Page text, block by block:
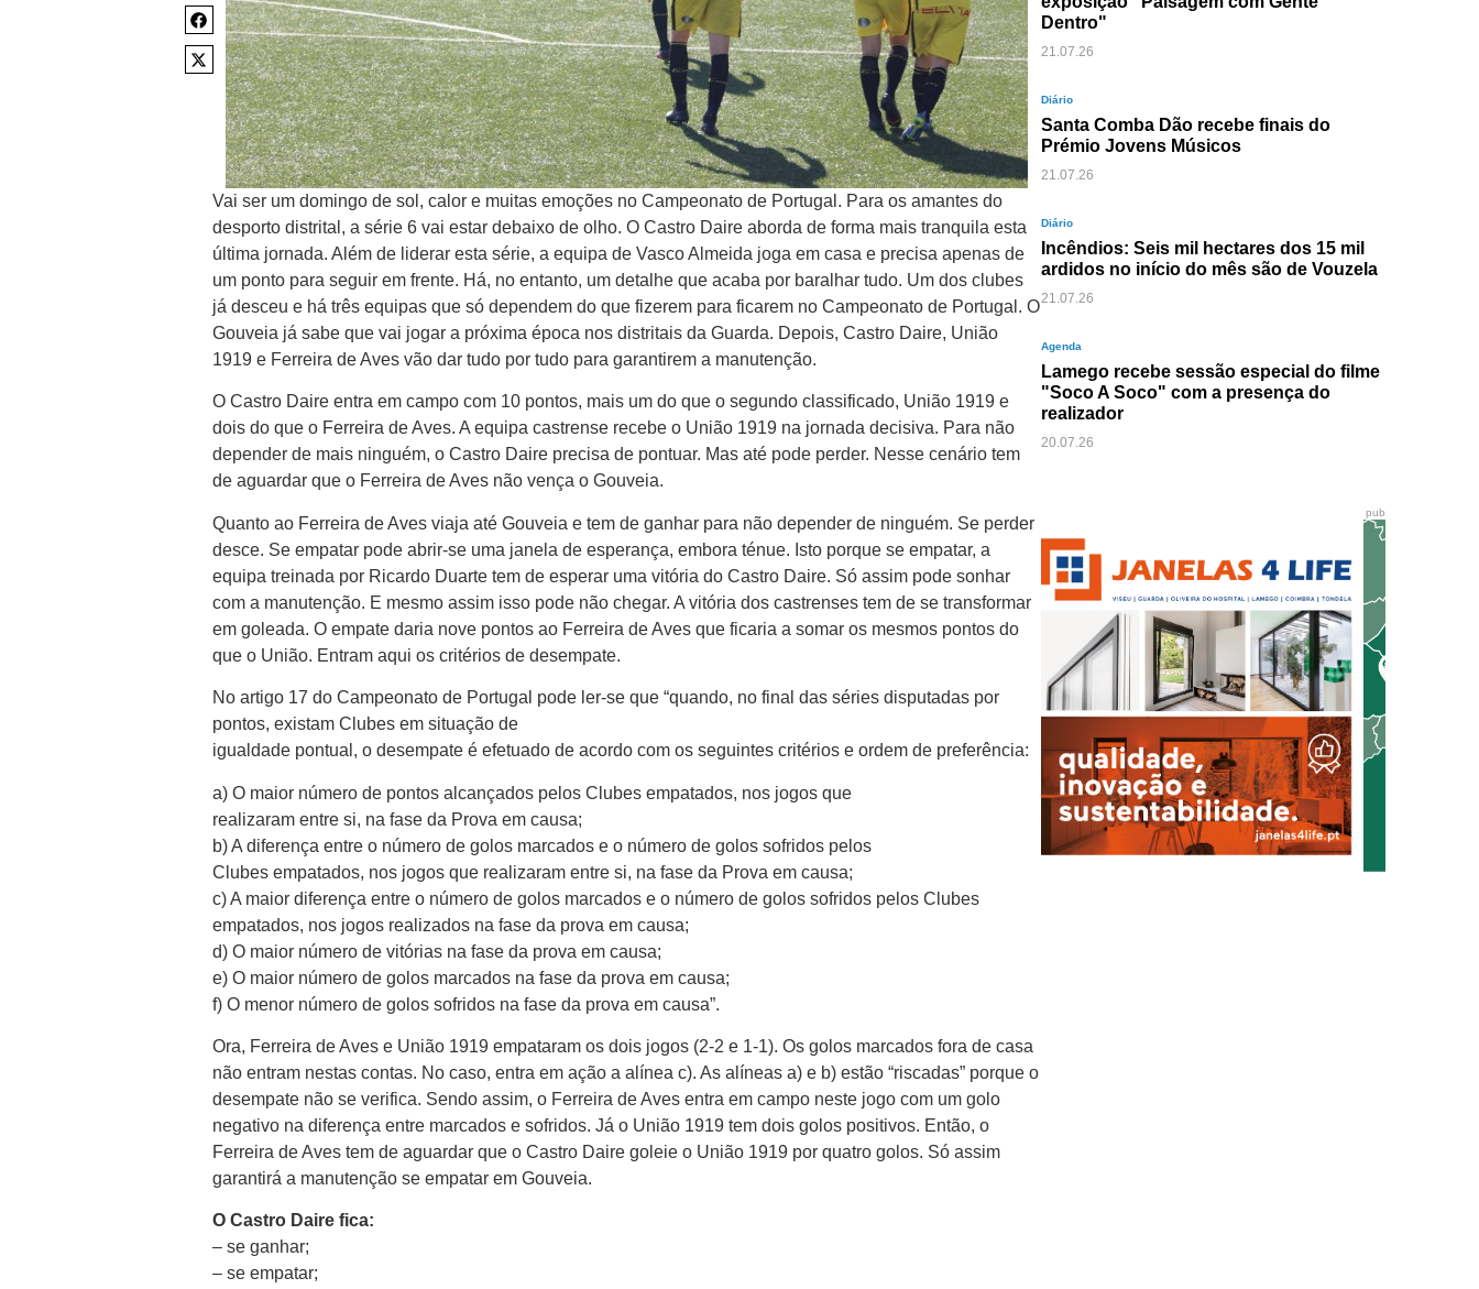
Vai ser um domingo de sol, calor e muitas emoções no Campeonato de Portugal. Para os amantes do
desporto distrital, a série 6 vai estar debaixo de olho. O Castro Daire aborda de forma mais tranquila esta
última jornada. Além de liderar esta série, a equipa de Vasco Almeida joga em casa e precisa apenas de
um ponto para seguir em frente. Há, no entanto, um detalhe que acaba por baralhar tudo. Um dos clubes
já desceu e há três equipas que só dependem do que fizerem para ficarem no Campeonato de Portugal. O
Gouveia já sabe que vai jogar a próxima época nos distritais da Guarda. Depois, Castro Daire, União
1919 e Ferreira de Aves vão dar tudo por tudo para garantirem a manutenção.
O Castro Daire entra em campo com 10 pontos, mais um do que o segundo classificado, União 1919 e
dois do que o Ferreira de Aves. A equipa castrense recebe o União 1919 na jornada decisiva. Para não
depender de mais ninguém, o Castro Daire precisa de pontuar. Mas até pode perder. Nesse cenário tem
de aguardar que o Ferreira de Aves não vença o Gouveia.
Quanto ao Ferreira de Aves viaja até Gouveia e tem de ganhar para não depender de ninguém. Se perder
desce. Se empatar pode abrir-se uma janela de esperança, embora ténue. Isto porque se empatar, a
equipa treinada por Ricardo Duarte tem de esperar uma vitória do Castro Daire. Só assim pode sonhar
com a manutenção. E mesmo assim isso pode não chegar. A vitória dos castrenses tem de se transformar
em goleada. O empate daria nove pontos ao Ferreira de Aves que ficaria a somar os mesmos pontos do
que o União. Entram aqui os critérios de desempate.
No artigo 17 do Campeonato de Portugal pode ler-se que “quando, no final das séries disputadas por
pontos, existam Clubes em situação de
igualdade pontual, o desempate é efetuado de acordo com os seguintes critérios e ordem de preferência:
a) O maior número de pontos alcançados pelos Clubes empatados, nos jogos que
realizaram entre si, na fase da Prova em causa;
b) A diferença entre o número de golos marcados e o número de golos sofridos pelos
Clubes empatados, nos jogos que realizaram entre si, na fase da Prova em causa;
c) A maior diferença entre o número de golos marcados e o número de golos sofridos pelos Clubes
empatados, nos jogos realizados na fase da prova em causa;
d) O maior número de vitórias na fase da prova em causa;
e) O maior número de golos marcados na fase da prova em causa;
f) O menor número de golos sofridos na fase da prova em causa”.
Ora, Ferreira de Aves e União 1919 empataram os dois jogos (2-2 e 1-1). Os golos marcados fora de casa
não entram nestas contas. No caso, entra em ação a alínea c). As alíneas a) e b) estão “riscadas” porque o
desempate não se verifica. Sendo assim, o Ferreira de Aves entra em campo neste jogo com um golo
negativo na diferença entre marcados e sofridos. Já o União 1919 tem dois golos positivos. Então, o
Ferreira de Aves tem de aguardar que o Castro Daire goleie o União 1919 por quatro golos. Só assim
garantirá a manutenção se empatar em Gouveia.
O Castro Daire fica:
– se ganhar;
– se empatar;
Dentro"
21.07.26
Diário
Santa Comba Dão recebe finais do
Prémio Jovens Músicos
21.07.26
Diário
Incêndios: Seis mil hectares dos 15 mil
ardidos no início do mês são de Vouzela
21.07.26
Agenda
Lamego recebe sessão especial do filme
"Soco A Soco" com a presença do
realizador
20.07.26
pub